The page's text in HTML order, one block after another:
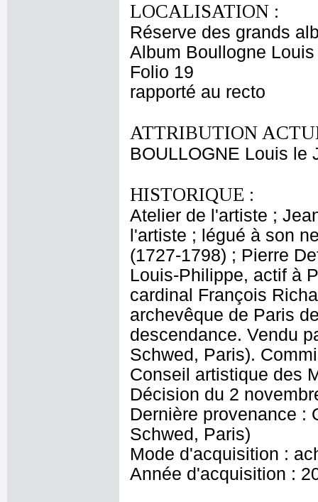
LOCALISATION :
Réserve des grands
Album Boullogne
Folio 19
rapporté au recto
ATTRIBUTION
BOULLOGNE Louis le
HISTORIQUE :
Atelier de l'artiste ;
l'artiste ; légué à son
(1727-1798) ; Pierre
Louis-Philippe, actif à
cardinal François
archevêque de Paris
descendance. Vendu
Schwed, Paris).
Conseil artistique des
Décision du 2
Dernière provenance :
Schwed, Paris)
Mode d'acquisition :
Année d'acquisition :